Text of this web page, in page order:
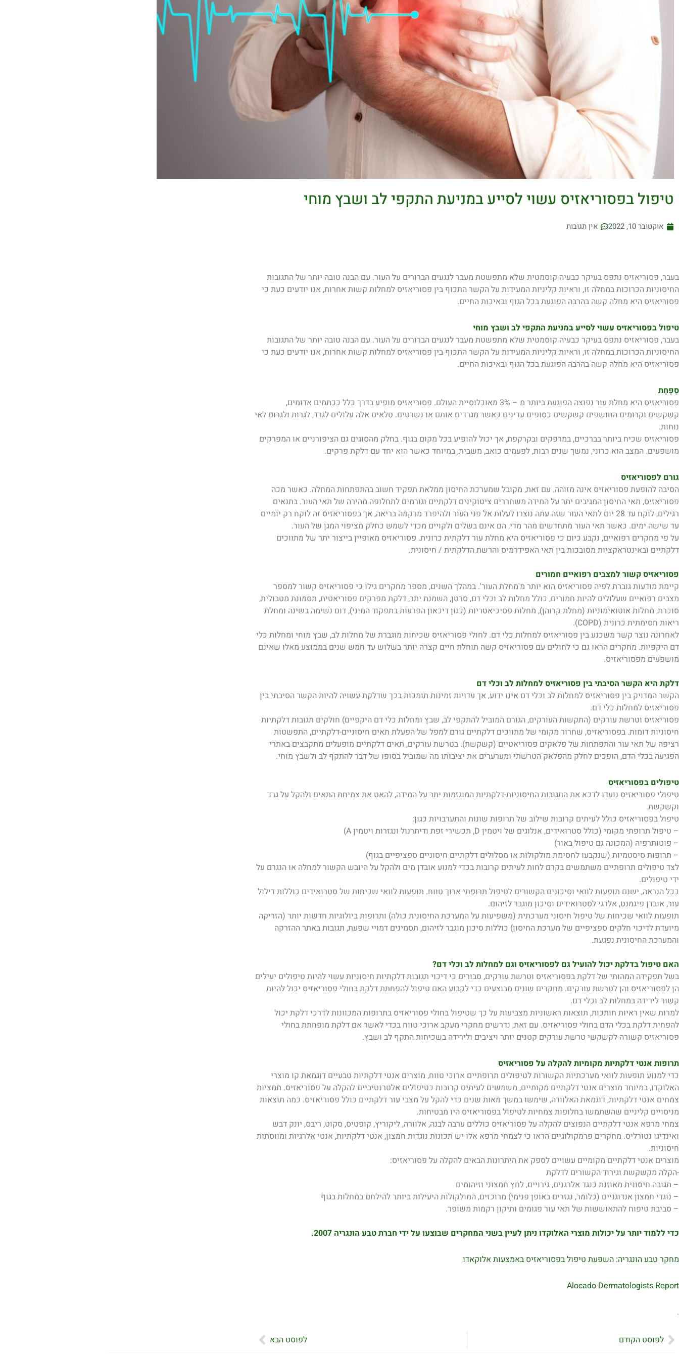
טיפול בפסוריאזיס עשוי לסייע במניעת התקפי לב ושבץ מוחי
אוקטובר 10, 2022 אין תגובות
בעבר, פסוריאזיס נתפס בעיקר כבעיה קוסמטית שלא מתפשטת מעבר לנגעים הברורים על העור. עם הבנה טובה יותר של התגובות
החיסוניות הכרוכות במחלה זו, וראיות קליניות המעידות על הקשר התכוף בין פסוריאזיס למחלות קשות אחרות, אנו יודעים כעת כי
פסוריאזיס היא מחלה קשה בהרבה הפוגעת בכל הגוף ובאיכות החיים.
טיפול בפסוריאזיס עשוי לסייע במניעת התקפי לב ושבץ מוחי
בעבר, פסוריאזיס נתפס בעיקר כבעיה קוסמטית שלא מתפשטת מעבר לנגעים הברורים על העור. עם הבנה טובה יותר של התגובות
החיסוניות הכרוכות במחלה זו, וראיות קליניות המעידות על הקשר התכוף בין פסוריאזיס למחלות קשות אחרות, אנו יודעים כעת כי
פסוריאזיס היא מחלה קשה בהרבה הפוגעת בכל הגוף ובאיכות החיים.
סַפַּחַת
פסוריאזיס היא מחלת עור נפוצה הפוגעת ביותר מ – 3% מאוכלוסיית העולם. פסוריאזיס מופיע בדרך כלל ככתמים אדומים,
קשקשים וקרומים החושפים קשקשים כסופים עדינים כאשר מגרדים אותם או נשרטים. טלאים אלה עלולים לגרד, לגרות ולגרום לאי
נוחות.
פסוריאזיס שכיח ביותר בברכיים, במרפקים ובקרקפת, אך יכול להופיע בכל מקום בגוף. בחלק מהסוגים גם הציפורניים או המפרקים
מושפעים. המצב הוא כרוני, נמשך שנים רבות, לפעמים כואב, משבית, במיוחד כאשר הוא יחד עם דלקת פרקים.
גורם לפסוריאזיס
הסיבה להופעת פסוריאזיס אינה מזוהה. עם זאת, מקובל שמערכת החיסון ממלאת תפקיד חשוב בהתפתחות המחלה. כאשר מכה
פסוריאזיס, תאי החיסון המגיבים יתר על המידה משחררים ציטוקינים דלקתיים וגורמים לתחלופה מהירה של תאי העור. בתנאים
רגילים, לוקח עד 28 יום לתאי העור שזה עתה נוצרו לעלות אל פני העור ולהיפרד מרקמה בריאה, אך בפסוריאזיס זה לוקח רק יומיים
עד שישה ימים. כאשר תאי העור מתחדשים מהר מדי, הם אינם בשלים ולקויים מכדי לשמש כחלק מציפוי המגן של העור.
על פי מחקרים רפואיים, נקבע כיום כי פסוריאזיס היא מחלת עור דלקתית כרונית. פסוריאזיס מאופיין בייצור יתר של מתווכים
דלקתיים ובאינטראקציות מסובכות בין תאי האפידרמיס והרשת הדלקתית / חיסונית.
פסוריאזיס קשור למצבים רפואיים חמורים
קיימת מודעות גוברת לפיה פסוריאזיס הוא יותר מ'מחלת העור'. במהלך השנים, מספר מחקרים גילו כי פסוריאזיס קשור למספר
מצבים רפואיים שעלולים להיות חמורים, כולל מחלות לב וכלי דם, סרטן, השמנת יתר, דלקת מפרקים פסוריאטית, תסמונת מטבולית,
סוכרת, מחלות אוטואימוניות (מחלת קרוהן), מחלות פסיכיאטריות (כגון דיכאון הפרעות בתפקוד המיני), דום נשימה בשינה ומחלת
ריאות חסימתית כרונית (COPD).
לאחרונה נוצר קשר משכנע בין פסוריאזיס למחלות כלי דם. לחולי פסוריאזיס שכיחות מוגברת של מחלות לב, שבץ מוחי ומחלות כלי
דם היקפיות. מחקרים הראו גם כי לחולים עם פסוריאזיס קשה תוחלת חיים קצרה יותר בשלוש עד חמש שנים בממוצע מאלו שאינם
מושפעים מפסוריאזיס.
דלקת היא הקשר הסיבתי בין פסוריאזיס למחלות לב וכלי דם
הקשר המדויק בין פסוריאזיס למחלות לב וכלי דם אינו ידוע, אך עדויות זמינות תומכות בכך שדלקת עשויה להיות הקשר הסיבתי בין
פסוריאזיס למחלות כלי דם.
פסוריאזיס וטרשת עורקים (התקשות העורקים, הגורם המוביל להתקפי לב, שבץ ומחלות כלי דם היקפיים) חולקים תגובות דלקתיות
חיסוניות דומות. בפסוריאזיס, שחרור מקומי של מתווכים דלקתיים גורם למפל של הפעלת תאים חיסוניים-דלקתיים, התפשטות
רציפה של תאי עור והתפתחות של פלאקים פסוריאטיים (קשקשת). בטרשת עורקים, תאים דלקתיים מופעלים מתקבצים באתרי
הפגיעה בכלי הדם, הופכים לחלק מהפלאק הטרשתי ומערערים את יציבותו מה שמוביל בסופו של דבר להתקף לב ולשבץ מוחי.
טיפולים בפסוריאזיס
טיפולי פסוריאזיס נועדו לדכא את התגובות החיסוניות-דלקתיות המוגזמות יתר על המידה, להאט את צמיחת התאים ולהקל על גרד
וקשקשת.
טיפול בפסוריאזיס כולל לעיתים קרובות שילוב של תרופות שונות והתערבויות כגון:
– טיפול תרופתי מקומי (כולל סטרואידים, אנלוגים של ויטמין D, תכשירי זפת ודיתרנול ונגזרות ויטמין A)
– פוטותרפיה (המכונה גם טיפול באור)
– תרופות סיסטמיות (שנקבעו לחסימת מולקולות או מסלולים דלקתיים חיסוניים ספציפיים בגוף)
לצד טיפולים תרופתיים משתמשים בקרם לחות לעיתים קרובות בכדי למנוע אובדן מים ולהקל על היובש הקשור למחלה או הנגרם על
ידי טיפולים.
ככל הנראה, ישנם תופעות לוואי וסיכונים הקשורים לטיפול תרופתי ארוך טווח. תופעות לוואי שכיחות של סטרואידים כוללות דילול
עור, אובדן פיגמנט, אלרגי לסטרואידים וסיכון מוגבר לזיהום.
תופעות לוואי שכיחות של טיפול חיסוני מערכתית (משפיעות על המערכת החיסונית כולה) ותרופות ביולוגיות חדשות יותר (הזריקה
מיועדת לדיכוי חלקים ספציפיים של מערכת החיסון) כוללות סיכון מוגבר לזיהום, תסמינים דמויי שפעת, תגובות באתר ההזרקה
והמערכת החיסונית נפגעת.
האם טיפול בדלקת יכול להועיל גם לפסוריאזיס וגם למחלות לב וכלי דם?
בשל תפקידה המהותי של דלקת בפסוריאזיס וטרשת עורקים, סבורים כי דיכוי תגובות דלקתיות חיסוניות עשוי להיות טיפולים יעילים
הן לפסוריאזיס והן לטרשת עורקים. מחקרים שונים מבוצעים כדי לקבוע האם טיפול להפחתת דלקת בחולי פסוריאזיס יכול להיות
קשור לירידה במחלות לב וכלי דם.
למרות שאין ראיות חותכות, תוצאות ראשוניות מצביעות על כך שטיפול בחולי פסוריאזיס בתרופות המכוונות לדרכי דלקת יכול
להפחית דלקת בכלי הדם בחולי פסוריאזיס. עם זאת, נדרשים מחקרי מעקב ארוכי טווח בכדי לאשר אם דלקת מופחתת בחולי
פסוריאזיס קשורה לקשקשי טרשת עורקים קטנים יותר ויציבים ולירידה בשכיחות התקף לב ושבץ.
תרופות אנטי דלקתיות מקומיות להקלה על פסוריאזיס
כדי למנוע תופעות לוואי מערכתיות הקשורות לטיפולים תרופתיים ארוכי טווח, מוצרים אנטי דלקתיות טבעיים דוגמאת קו מוצרי
האלוקדו, במיוחד מוצרים אנטי דלקתיים מקומיים, משמשים לעיתים קרובות כטיפולים אלטרנטיביים להקלה על פסוריאזיס. תמציות
צמחים אנטי דלקתיות, דוגמאת האלוורה, שימשו במשך מאות שנים כדי להקל על מצבי עור דלקתיים כולל פסוריאזיס. כמה תוצאות
מניסויים קליניים שהשתמשו בחלופות צמחיות לטיפול בפסוריאזיס היו מבטיחות.
צמחי מרפא אנטי דלקתיים הנפוצים להקלה על פסוריאזיס כוללים ערבה לבנה, אלוורה, ליקוריץ, קופטיס, סקוט, ריבס, יונק דבש
ואינדיגו נטורליס. מחקרים פרמקולוגיים הראו כי לצמחי מרפא אלו יש תכונות נוגדות חמצון, אנטי דלקתיות, אנטי אלרגיות ומווסתות
חיסוניות.
מוצרים אנטי דלקתיים מקומיים עשויים לספק את היתרונות הבאים להקלה על פסוריאזיס:
-הקלה מקשקשת וגירוד הקשורים לדלקת
– תגובה חיסונית מאוזנת כנגד אלרגנים, גירויים, לחץ חמצוני וזיהומים
– נוגדי חמצון אנדוגניים (כלומר, נגזרים באופן פנימי) מרוכזים, המולקולות היעילות ביותר להילחם במחלות בגוף
– סביבת טיפוח להתאוששות של תאי עור פגומים ותיקון רקמות משופר.
כדי ללמוד יותר על יכולות מוצרי האלוקדו ניתן לעיין בשני המחקרים שבוצעו על ידי חברת טבע הונגריה 2007.
מחקר טבע הונגריה: השפעת טיפול בפסוריאזיס באמצעות אלוקאדו
Alocado Dermatologists Report
.
קודםלפוסט הקודם לפוסט הבא הבא